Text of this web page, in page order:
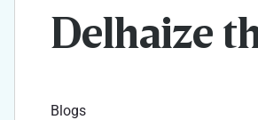
Delhaize
Blogs